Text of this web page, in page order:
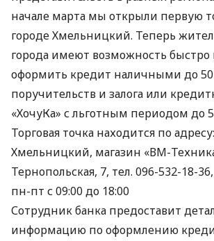
начале марта мы открыли первую
городе Хмельницкий. Теперь
города имеют возможность быстро
оформить кредит наличными до 50
поручительств и залога или
«ХочуКа» с льготным периодом до
Торговая точка находится по
Хмельницкий, магазин «ВМ-
Тернопольская, 7, тел. 096-532-18-
пн-пт с 09:00 до 18:00
Сотрудник банка предоставит
информацию по оформлению